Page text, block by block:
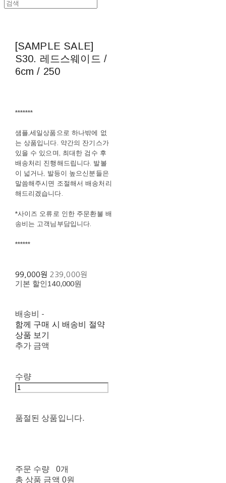
[SAMPLE SALE]
S30. 레드스웨이드 /
6cm / 250
*******
샘플,세일상품으로 하나밖에 없
는 상품입니다. 약간의 잔기스가
있을 수 있으며, 최대한 검수 후
배송처리 진행해드립니다. 발볼
이 넓거나, 발등이 높으신분들은
말씀해주시면 조절해서 배송처리
해드리겠습니다.
*사이즈 오류로 인한 주문환불 배
송비는 고객님부담입니다.
******
99,000원 239,000원
기본 할인140,000원
배송비 -
함께 구매 시 배송비 절약
상품 보기
추가 금액
수량
품절된 상품입니다.
주문 수량
0개
총 상품 금액 0원